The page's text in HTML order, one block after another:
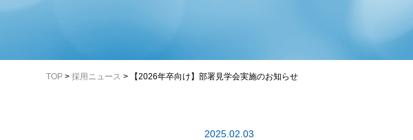
TOP >採用ニュース > 【2026年卒向け】部署見学会実施のお知らせ
2025.02.03